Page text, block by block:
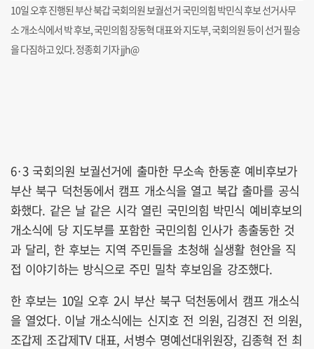
10일 오후 진행된 부산 북갑 국회의원 보궐선거 국민의힘 박민식 후보 선거사무
소 개소식에서 박 후보, 국민의힘 장동혁 대표와 지도부, 국회의원 등이 선거 필승
을 다짐하고 있다. 정종회 기자 jjh@
6·3 국회의원 보궐선거에 출마한 무소속 한동훈 예비후보가
부산 북구 덕천동에서 캠프 개소식을 열고 북갑 출마를 공식
화했다. 같은 날 같은 시각 열린 국민의힘 박민식 예비후보의
개소식에 당 지도부를 포함한 국민의힘 인사가 총출동한 것
과 달리, 한 후보는 지역 주민들을 초청해 실생활 현안을 직
접 이야기하는 방식으로 주민 밀착 후보임을 강조했다.
한 후보는 10일 오후 2시 부산 북구 덕천동에서 캠프 개소식
을 열었다. 이날 개소식에는 신지호 전 의원, 김경진 전 의원,
조갑제 조갑제TV 대표, 서병수 명예선대위원장, 김종혁 전 최